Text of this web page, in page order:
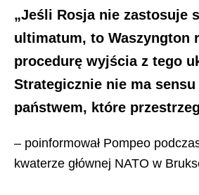
„Jeśli Rosja nie zastosuje
ultimatum, to Waszyngton
procedurę wyjścia z tego
Strategicznie nie ma
państwem, które
– poinformował Pompeo
kwaterze głównej NATO w